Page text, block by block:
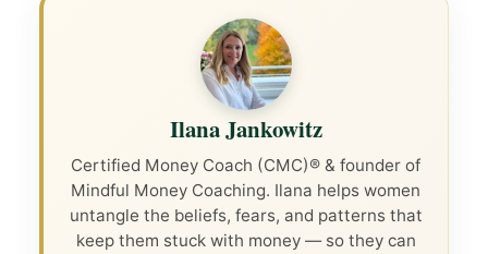
Ilana Jankowitz
Certified Money Coach (CMC)® & founder of
Mindful Money Coaching. Ilana helps women
untangle the beliefs, fears, and patterns that
keep them stuck with money — so they can